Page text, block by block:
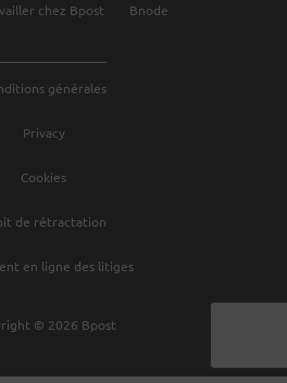
générales
Privacy
Cookies
de rétractation
en ligne des litiges
chez Bpost Bnode
© 2026 Bpost